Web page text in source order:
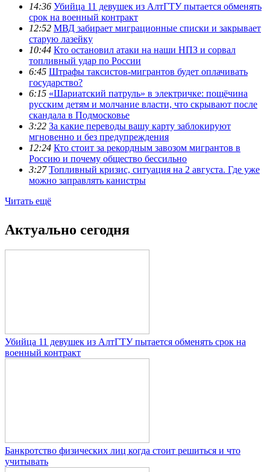
14:36 Убийца 11 девушек из АлтГТУ пытается обменять
срок на военный контракт
12:52 МВД забирает миграционные списки и закрывает
старую лазейку
10:44 Кто остановил атаки на наши НПЗ и сорвал
топливный удар по России
6:45 Штрафы таксистов-мигрантов будет оплачивать
государство?
6:15 «Шариатский патруль» в электричке: пощёчина
русским детям и молчание власти, что скрывают после
скандала в Подмосковье
3:22 За какие переводы вашу карту заблокируют
мгновенно и без предупреждения
12:24 Кто стоит за рекордным завозом мигрантов в
Россию и почему общество бессильно
3:27 Топливный кризис, ситуация на 2 августа. Где уже
можно заправлять канистры
Читать ещё
Актуально сегодня
Убийца 11 девушек из АлтГТУ пытается обменять срок на
военный контракт
Банкротство физических лиц когда стоит решиться и что
учитывать